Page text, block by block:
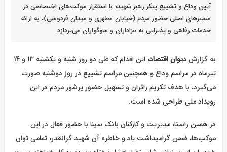
آیین وداع و تشییع پیکر رهبر شهید، با استقرار موکب‌های اختصاصی در
مسیرهای اصلی حضور مردم (خیابان مطهری و میدان فردوسی)، به ارائه
خدمات رفاهی و پذیرایی به عزاداران و سوگواران می‌پردازد.
به گزارشدیوان اقتصاد،
این اقدام که طی دو روز شنبه و یکشنبه 13 و 14
تیرماه در مراسم وداع و همچنین مراسم تشییع در روز دوشنبه صورت
می‌گیرد، با هدف تکریم زائران و تسهیل حضور پرشور مردم در این
رویداد ملی طراحی شده است.
در همین راستا، مدیریت و کارکنان بانک سینا با حضور فعال در این
موکب‌ها، ضمن گرامیداشت یاد و خاطره آن شهید گرانقدر، تمامی توان